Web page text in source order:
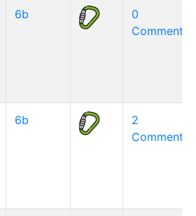
6b
0
6b
2